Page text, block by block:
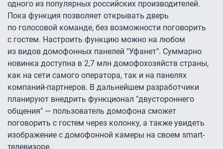
одного из популярных российских производителей.
Пока функция позволяет открывать дверь
по голосовой команде, без возможности поговорить
с гостем. Настроить функцию можно на любом
из видов домофонных панелей "Уфанет". Суммарно
новинка доступна в 2,7 млн домофохозяйств страны,
как на сети самого оператора, так и на панелях
компаний-партнеров. В дальнейшем разработчики
планируют внедрить функционал "двустороннего
общения" — пользователь домофона сможет
поговорить с гостем через колонку, а также увидеть
изображение с домофонной камеры на своем smart-
телевизоре.